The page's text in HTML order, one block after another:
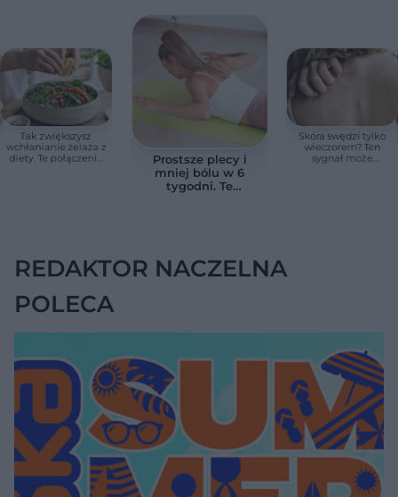
Tak zwiększysz
wchłanianie żelaza z
diety. Te połączenia
Prostsze plecy i
mniej bólu w 6
tygodni. Te
Skóra swędzi tylko
wieczorem? Ten
sygnał może
REDAKTOR NACZELNA
POLECA